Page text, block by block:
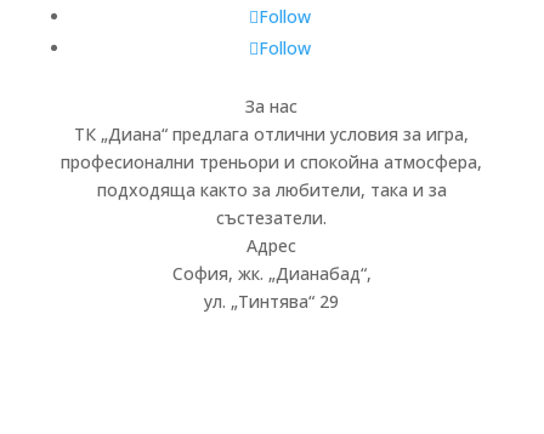
Follow
Follow
За нас
ТК „Диана“ предлага отлични условия за игра,
професионални треньори и спокойна атмосфера,
подходяща както за любители, така и за
състезатели.
Адрес
София, жк. „Дианабад“,
ул. „Тинтява“ 29